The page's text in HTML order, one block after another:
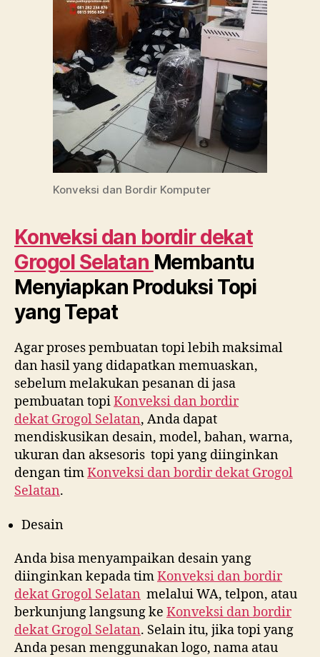
Konveksi dan Bordir Komputer
Konveksi dan bordir dekat
Grogol Selatan Membantu
Menyiapkan Produksi Topi
yang Tepat
Agar proses pembuatan topi lebih maksimal
dan hasil yang didapatkan memuaskan,
sebelum melakukan pesanan di jasa
pembuatan topiKonveksi dan bordir
dekat Grogol Selatan, Anda dapat
mendiskusikan desain, model, bahan, warna,
ukuran dan aksesoris topi yang diinginkan
dengan timKonveksi dan bordir dekat Grogol
Selatan.
Desain
Anda bisa menyampaikan desain yang
diinginkan kepada timKonveksi dan bordir
dekat Grogol Selatan melalui WA, telpon, atau
berkunjung langsung ke Konveksi dan bordir
dekat Grogol Selatan. Selain itu, jika topi yang
Anda pesan menggunakan logo, nama atau